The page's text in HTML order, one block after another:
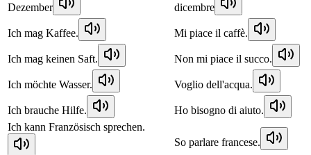
Dezember dicembre
Ich mag Kaffee. Mi piace il caffè.
Ich mag keinen Saft. Non mi piace il succo.
Ich möchte Wasser. Voglio dell'acqua.
Ich brauche Hilfe.
Ho bisogno di aiuto.
Ich kann Französisch sprechen.
So parlare francese.